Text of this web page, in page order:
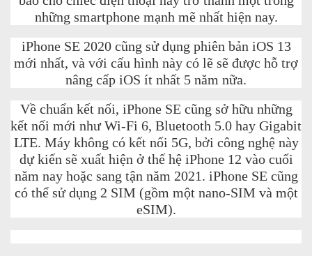
những smartphone mạnh mẽ nhất hiện nay.
iPhone SE 2020 cũng sử dụng phiên bản iOS 13
mới nhất, và với cấu hình này có lẽ sẽ được hỗ trợ
nâng cấp iOS ít nhất 5 năm nữa.
Về chuẩn kết nối, iPhone SE cũng sở hữu những
kết nối mới như Wi-Fi 6, Bluetooth 5.0 hay Gigabit
LTE. Máy không có kết nối 5G, bởi công nghệ này
dự kiến sẽ xuất hiện ở thế hệ iPhone 12 vào cuối
năm nay hoặc sang tận năm 2021. iPhone SE cũng
có thể sử dụng 2 SIM (gồm một nano-SIM và một
eSIM).